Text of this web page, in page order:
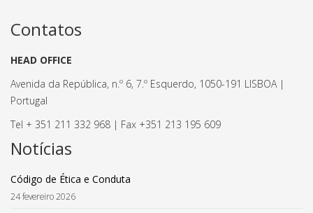
Contatos
HEAD OFFICE
Avenida da República, n.º 6, 7.º Esquerdo, 1050-191 LISBOA |
Portugal
Tel + 351 211 332 968 | Fax +351 213 195 609
Notícias
Código de Ética e Conduta
24 fevereiro 2026